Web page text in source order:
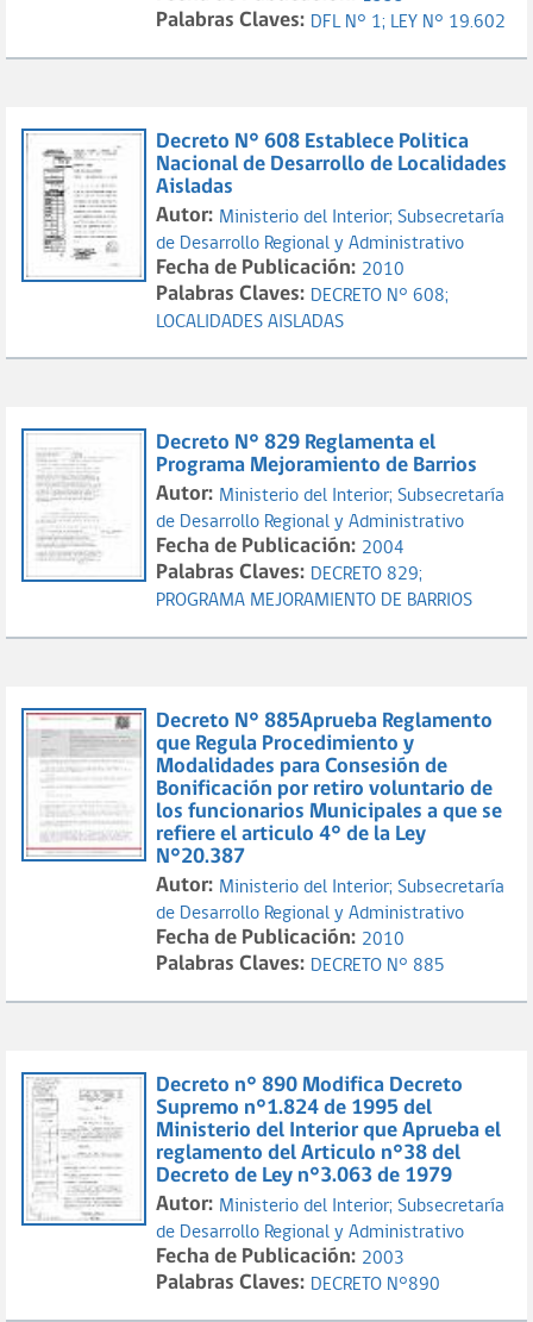
Palabras Claves: DFL N° 1; LEY N° 19.602
Decreto N° 608 Establece Politica
Nacional de Desarrollo de Localidades
Aisladas
Autor: Ministerio del Interior; Subsecretaría
de Desarrollo Regional y Administrativo
Fecha de Publicación: 2010
Palabras Claves: DECRETO N° 608;
LOCALIDADES AISLADAS
Decreto N° 829 Reglamenta el
Programa Mejoramiento de Barrios
Autor: Ministerio del Interior; Subsecretaría
de Desarrollo Regional y Administrativo
Fecha de Publicación: 2004
Palabras Claves: DECRETO 829;
PROGRAMA MEJORAMIENTO DE BARRIOS
Decreto N° 885Aprueba Reglamento
que Regula Procedimiento y
Modalidades para Consesión de
Bonificación por retiro voluntario de
los funcionarios Municipales a que se
refiere el articulo 4° de la Ley
N°20.387
Autor: Ministerio del Interior; Subsecretaría
de Desarrollo Regional y Administrativo
Fecha de Publicación: 2010
Palabras Claves: DECRETO N° 885
Decreto n° 890 Modifica Decreto
Supremo n°1.824 de 1995 del
Ministerio del Interior que Aprueba el
reglamento del Articulo n°38 del
Decreto de Ley n°3.063 de 1979
Autor: Ministerio del Interior; Subsecretaría
de Desarrollo Regional y Administrativo
Fecha de Publicación: 2003
Palabras Claves: DECRETO N°890